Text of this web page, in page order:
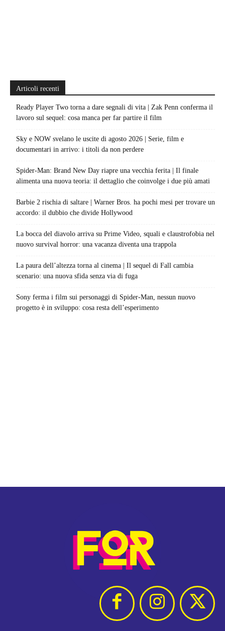
Articoli recenti
Ready Player Two torna a dare segnali di vita | Zak Penn conferma il
lavoro sul sequel: cosa manca per far partire il film
Sky e NOW svelano le uscite di agosto 2026 | Serie, film e
documentari in arrivo: i titoli da non perdere
Spider-Man: Brand New Day riapre una vecchia ferita | Il finale
alimenta una nuova teoria: il dettaglio che coinvolge i due più amati
Barbie 2 rischia di saltare | Warner Bros. ha pochi mesi per trovare un
accordo: il dubbio che divide Hollywood
La bocca del diavolo arriva su Prime Video, squali e claustrofobia nel
nuovo survival horror: una vacanza diventa una trappola
La paura dell’altezza torna al cinema | Il sequel di Fall cambia
scenario: una nuova sfida senza via di fuga
Sony ferma i film sui personaggi di Spider-Man, nessun nuovo
progetto è in sviluppo: cosa resta dell’esperimento